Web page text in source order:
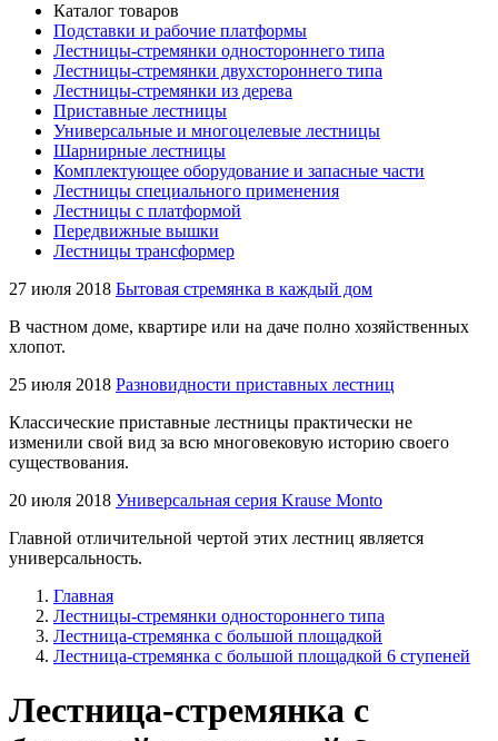
Каталог товаров
Подставки и рабочие платформы
Лестницы-стремянки одностороннего типа
Лестницы-стремянки двухстороннего типа
Лестницы-стремянки из дерева
Приставные лестницы
Универсальные и многоцелевые лестницы
Шарнирные лестницы
Комплектующее оборудование и запасные части
Лестницы специального применения
Лестницы с платформой
Передвижные вышки
Лестницы трансформер
27 июля 2018 Бытовая стремянка в каждый дом
В частном доме, квартире или на даче полно хозяйственных
хлопот.
25 июля 2018 Разновидности приставных лестниц
Классические приставные лестницы практически не
изменили свой вид за всю многовековую историю своего
существования.
20 июля 2018 Универсальная серия Krause Monto
Главной отличительной чертой этих лестниц является
универсальность.
Главная
Лестницы-стремянки одностороннего типа
Лестница-стремянка с большой площадкой
Лестница-стремянка с большой площадкой 6 ступеней
Лестница-стремянка с